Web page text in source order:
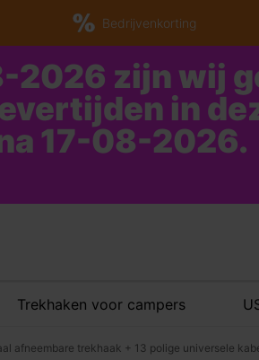
Bedrijvenkorting
zijn wij
in
17-08-2026.
Trekhaken voor campers
afneembare trekhaak + 13 polige universele